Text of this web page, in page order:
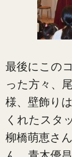
最後にこの
った方々、
様、壁飾り
くれたスタ
柳橋萌恵さ